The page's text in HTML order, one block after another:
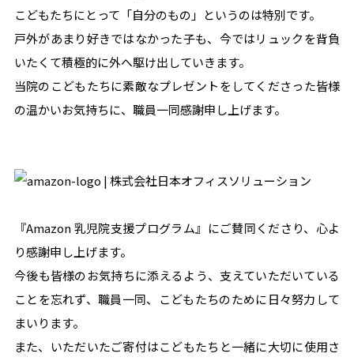
こどもたちにとって「自分のもの」というのは特別です。
戸外があまり好きではなかった子も、今ではリュックを背負
いたくて積極的に外へ駆け出していきます。
当院のこどもたちに素敵なプレゼントをしてくださった皆様
の温かいお気持ちに、職員一同感謝申し上げます。
『Amazon 乳児院支援プログラム』にご賛同くださり、心よ
り感謝申し上げます。
今後も皆様のお気持ちに添えるよう、支えていただいている
ことを忘れず、職員一同、こどもたちのために日々努力して
まいります。
また、いただいたご寄付はこどもたちと一緒に大切に使用さ